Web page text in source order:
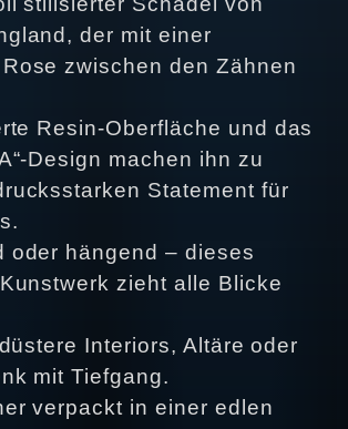
der mit einer
zwischen den Zähnen
Resin-Oberfläche und das
Design machen ihn zu
Statement für
oder hängend – dieses
zieht alle Blicke
Interiors, Altäre oder
mit Tiefgang.
verpackt in einer edlen